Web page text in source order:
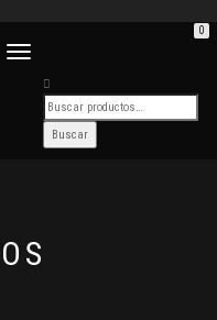
CAMBIAR
0